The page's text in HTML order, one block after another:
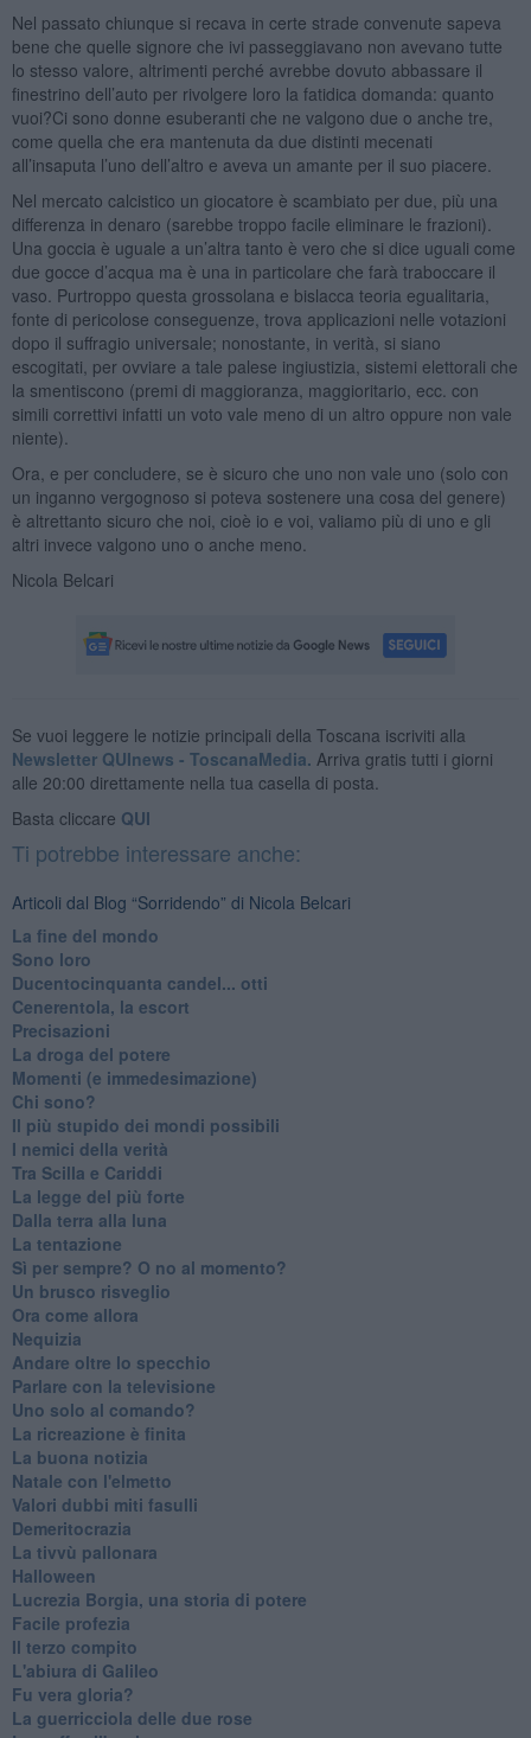
Nel passato chiunque si recava in certe strade convenute sapeva
bene che quelle signore che ivi passeggiavano non avevano tutte
lo stesso valore, altrimenti perché avrebbe dovuto abbassare il
finestrino dell’auto per rivolgere loro la fatidica domanda: quanto
vuoi?Ci sono donne esuberanti che ne valgono due o anche tre,
come quella che era mantenuta da due distinti mecenati
all’insaputa l’uno dell’altro e aveva un amante per il suo piacere.
Nel mercato calcistico un giocatore è scambiato per due, più una
differenza in denaro (sarebbe troppo facile eliminare le frazioni).
Una goccia è uguale a un’altra tanto è vero che si dice uguali come
due gocce d’acqua ma è una in particolare che farà traboccare il
vaso. Purtroppo questa grossolana e bislacca teoria egualitaria,
fonte di pericolose conseguenze, trova applicazioni nelle votazioni
dopo il suffragio universale; nonostante, in verità, si siano
escogitati, per ovviare a tale palese ingiustizia, sistemi elettorali che
la smentiscono (premi di maggioranza, maggioritario, ecc. con
simili correttivi infatti un voto vale meno di un altro oppure non vale
niente).
Ora, e per concludere, se è sicuro che uno non vale uno (solo con
un inganno vergognoso si poteva sostenere una cosa del genere)
è altrettanto sicuro che noi, cioè io e voi, valiamo più di uno e gli
altri invece valgono uno o anche meno.
Nicola Belcari
Se vuoi leggere le notizie principali della Toscana iscriviti alla
Newsletter QUInews - ToscanaMedia. Arriva gratis tutti i giorni
alle 20:00 direttamente nella tua casella di posta.
Basta cliccare QUI
Ti potrebbe interessare anche:
Articoli dal Blog “Sorridendo” di Nicola Belcari
La fine del mondo
Sono loro
Ducentocinquanta candel... otti
Cenerentola, la escort
Precisazioni
La droga del potere
Momenti (e immedesimazione)
Chi sono?
Il più stupido dei mondi possibili
I nemici della verità
Tra Scilla e Cariddi
La legge del più forte
Dalla terra alla luna
La tentazione
​Sì per sempre? O no al momento?
Un brusco risveglio
Ora come allora
Nequizia
Andare oltre lo specchio
Parlare con la televisione
Uno solo al comando?
La ricreazione è finita
La buona notizia
Natale con l'elmetto
Valori dubbi miti fasulli
Demeritocrazia
La tivvù pallonara
Halloween
​Lucrezia Borgia, una storia di potere
Facile profezia
Il terzo compito
L'abiura di Galileo
Fu vera gloria?
La guerricciola delle due rose